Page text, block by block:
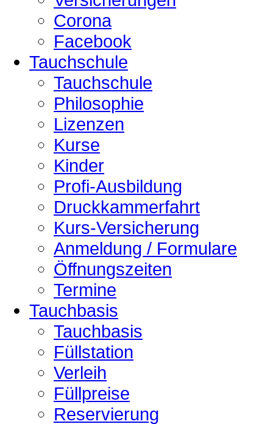
Corona
Facebook
Tauchschule
Tauchschule
Philosophie
Lizenzen
Kurse
Kinder
Profi-Ausbildung
Druckkammerfahrt
Kurs-Versicherung
Anmeldung / Formulare
Öffnungszeiten
Termine
Tauchbasis
Tauchbasis
Füllstation
Verleih
Füllpreise
Reservierung